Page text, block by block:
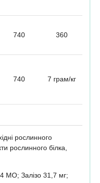
740 360
740 7 грам/кг
рослинного
рослинного білка,
МО; Залізо 31,7 мг;